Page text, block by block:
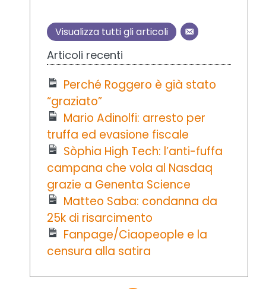
Visualizza tutti gli articoli
Articoli recenti
Perché Roggero è già stato
“graziato”
Mario Adinolfi: arresto per
truffa ed evasione fiscale
Sòphia High Tech: l’anti-fuffa
campana che vola al Nasdaq
grazie a Genenta Science
Matteo Saba: condanna da
25k di risarcimento
Fanpage/Ciaopeople e la
censura alla satira